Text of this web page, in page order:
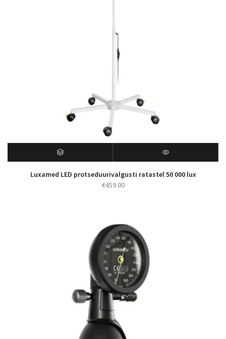
Luxamed LED protseduurivalgusti ratastel 50 000 lux
€459.00